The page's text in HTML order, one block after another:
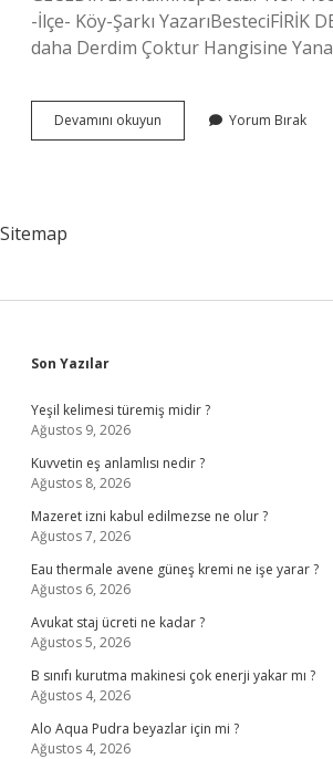
-İlçe- Köy-Şarkı YazarıBesteciFİRİK
daha Derdim Çoktur Hangisine
Devamını okuyun
Çoktur
Yorum Bırak
Sitemap
Sidebar
Son Yazılar
Yeşil kelimesi türemiş midir ?
Ağustos 9, 2026
Kuvvetin eş anlamlısı nedir ?
Ağustos 8, 2026
Mazeret izni kabul edilmezse ne olur ?
Ağustos 7, 2026
Eau thermale avene güneş kremi ne işe yarar ?
Ağustos 6, 2026
Avukat staj ücreti ne kadar ?
Ağustos 5, 2026
B sınıfı kurutma makinesi çok enerji yakar mı ?
Ağustos 4, 2026
Alo Aqua Pudra beyazlar için mi ?
Ağustos 4, 2026